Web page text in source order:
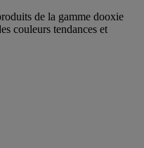
de la gamme dooxie
couleurs tendances et